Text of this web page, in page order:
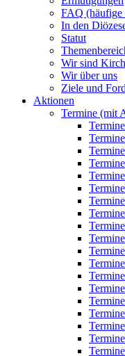
FAQ (häufige
In den
Statut
Wir sind
Wir über uns
Ziele und
Aktionen
Termine (mit